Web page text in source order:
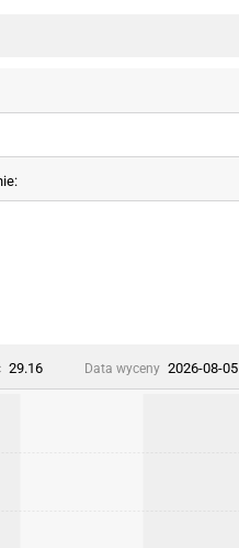
29.16 Data wyceny 2026-08-05